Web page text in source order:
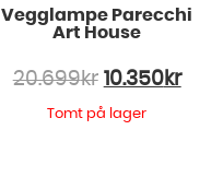
Vegglampe Parecchi
Art House
20.699kr 10.350kr
Tomt på lager